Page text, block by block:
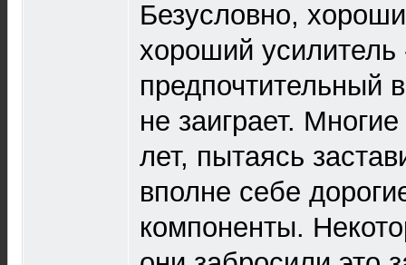
Безусловно,
хороший усилитель
предпочтительный
не заиграет.
лет, пытаясь
вполне себе
компоненты.